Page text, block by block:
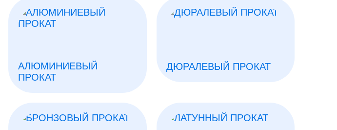
АЛЮМИНИЕВЫЙ
ПРОКАТ
ДЮРАЛЕВЫЙ ПРОКАТ